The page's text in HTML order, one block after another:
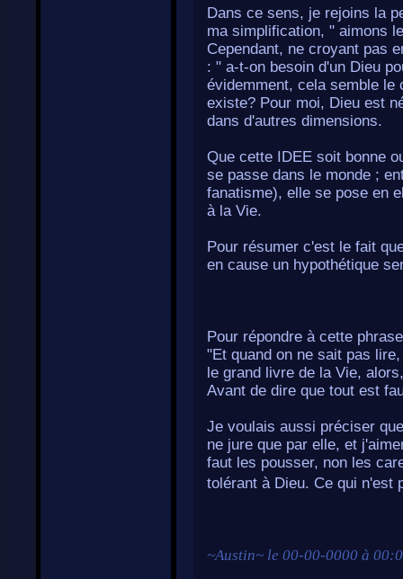
Dans ce sens, je rejoins la
ma simplification, " aimons
Cependant, ne croyant pas
: " a-t-on besoin d'un Dieu
évidemment, cela semble le
existe? Pour moi, Dieu est
dans d'autres dimensions.
Que cette IDEE soit bonne
se passe dans le monde ;
fanatisme), elle se pose en
à la Vie.
Pour résumer c'est le fait
en cause un hypothétique
Pour répondre à cette
"Et quand on ne sait pas
le grand livre de la Vie,
Avant de dire que tout est
Je voulais aussi préciser
ne jure que par elle, et
faut les pousser, non les
tolérant à Dieu. Ce qui n'est
~Austin~ le 00-00-0000 à